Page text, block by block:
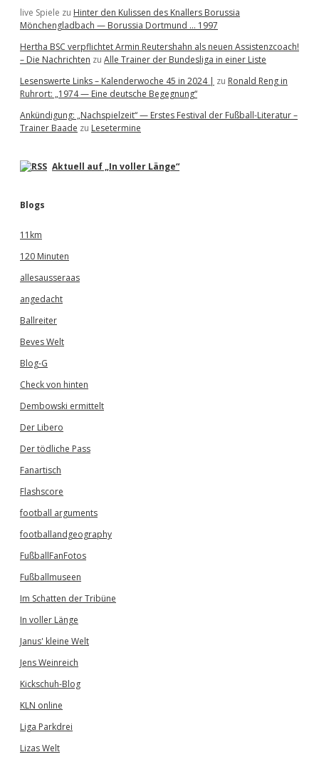
live Spiele zu Hinter den Kulissen des Knallers Borussia
Mönchengladbach — Borussia Dortmund … 1997
Hertha BSC verpflichtet Armin Reutershahn als neuen Assistenzcoach!
– Die Nachrichten zu Alle Trainer der Bundesliga in einer Liste
Lesenswerte Links – Kalenderwoche 45 in 2024 | zu Ronald Reng in
Ruhrort: „1974 — Eine deutsche Begegnung“
Ankündigung: „Nachspielzeit“ — Erstes Festival der Fußball-Literatur –
Trainer Baade zu Lesetermine
Aktuell auf „In voller Länge“
Blogs
11km
120 Minuten
allesausseraas
angedacht
Ballreiter
Beves Welt
Blog-G
Check von hinten
Dembowski ermittelt
Der Libero
Der tödliche Pass
Fanartisch
Flashscore
football arguments
footballandgeography
FußballFanFotos
Fußballmuseen
Im Schatten der Tribüne
In voller Länge
Janus' kleine Welt
Jens Weinreich
Kickschuh-Blog
KLN online
Liga Parkdrei
Lizas Welt